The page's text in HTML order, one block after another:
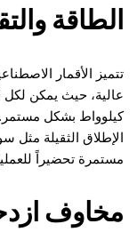
الطاقة
تتميز الأقمار
كيلوواط بشكل مستمر.
الإطلاق الثقيلة
مستمرة تحضيراً
مخاوف